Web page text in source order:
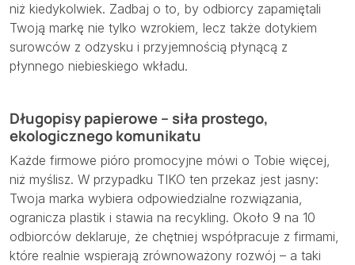
niż kiedykolwiek. Zadbaj o to, by odbiorcy zapamiętali
Twoją markę nie tylko wzrokiem, lecz także dotykiem
surowców z odzysku i przyjemnością płynącą z
płynnego niebieskiego wkładu.
Długopisy papierowe – siła prostego,
ekologicznego komunikatu
Każde firmowe pióro promocyjne mówi o Tobie więcej,
niż myślisz. W przypadku TIKO ten przekaz jest jasny:
Twoja marka wybiera odpowiedzialne rozwiązania,
ogranicza plastik i stawia na recykling. Około 9 na 10
odbiorców deklaruje, że chętniej współpracuje z firmami,
które realnie wspierają zrównoważony rozwój – a taki